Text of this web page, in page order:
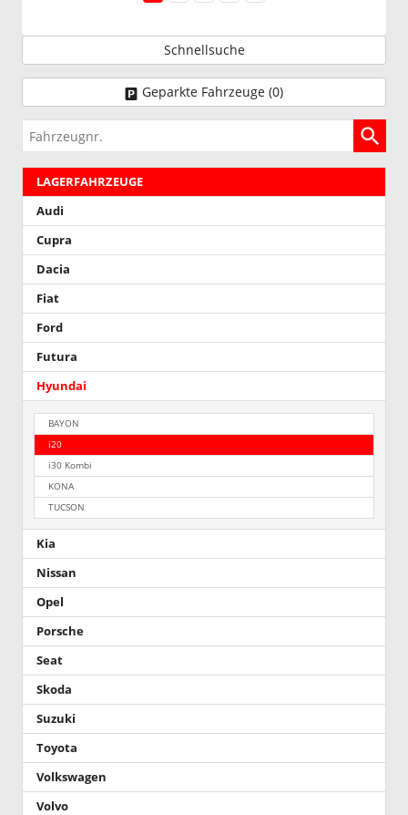
Schnellsuche
Geparkte Fahrzeuge (0)
Fahrzeugnr.
LAGERFAHRZEUGE
Audi
Cupra
Dacia
Fiat
Ford
Futura
Hyundai
BAYON
i20
i30 Kombi
KONA
TUCSON
Kia
Nissan
Opel
Porsche
Seat
Skoda
Suzuki
Toyota
Volkswagen
Volvo